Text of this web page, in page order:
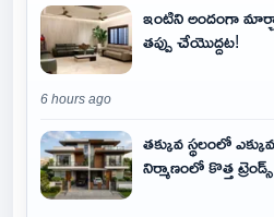
ఇంటిని అందంగా
తప్పు చేయొద్దట!
6 hours ago
తక్కువ స్థలంలో
నిర్మాణంలో కొత్త